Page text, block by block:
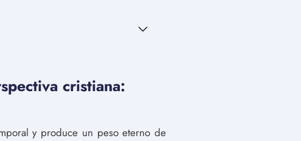
cristiana:
y produce un peso eterno de